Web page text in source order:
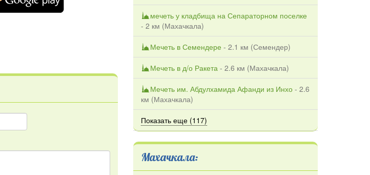
мечеть у кладбища на Сепараторном поселке
- 2 км (Махачкала)
Мечеть в Семендере - 2.1 км (Семендер)
Мечеть в д/о Ракета - 2.6 км (Махачкала)
Мечеть им. Абдулхамида Афанди из Инхо - 2.6
км (Махачкала)
Показать еще (117)
Махачкала: